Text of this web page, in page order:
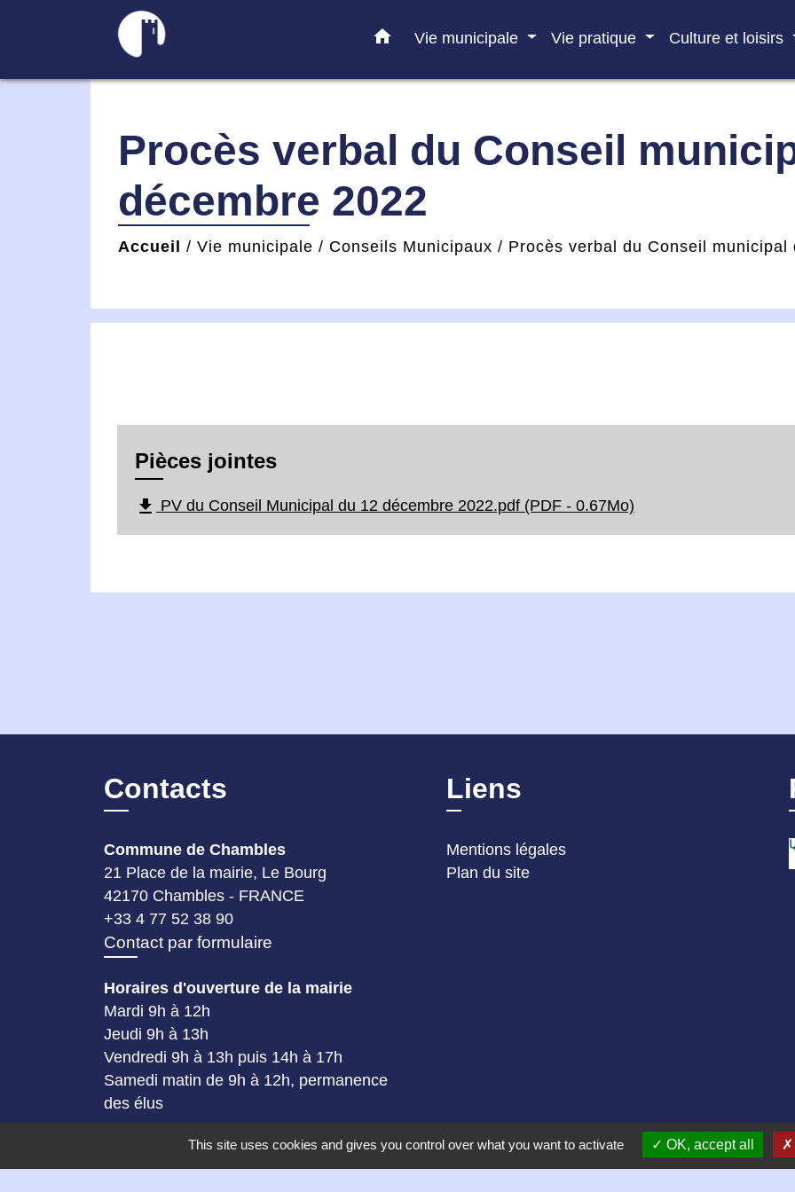
home Vie municipale Vie pratique Culture et loisirs
Procès verbal du Conseil
décembre 2022
Accueil / Vie municipale / Conseils Municipaux / Procès verbal du Conseil municipal
Pièces jointes
file_download PV du Conseil Municipal du 12 décembre 2022.pdf (PDF - 0.67Mo)
Contacts
Commune de Chambles
21 Place de la mairie, Le Bourg
42170 Chambles - FRANCE
+33 4 77 52 38 90
Contact par formulaire
Horaires d'ouverture de la mairie
Mardi 9h à 12h
Jeudi 9h à 13h
Vendredi 9h à 13h puis 14h à 17h
Samedi matin de 9h à 12h, permanence
des élus
Liens
Mentions légales
Plan du site
This site uses cookies and gives you control over what you want to activate OK, accept all